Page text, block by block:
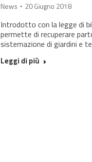
News 20 Giugno 2018
Introdotto con la legge di
permette di recuperare
sistemazione di giardini e
Leggi di più